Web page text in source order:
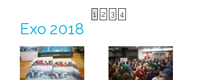
1 2 3 4
Ехо 2018